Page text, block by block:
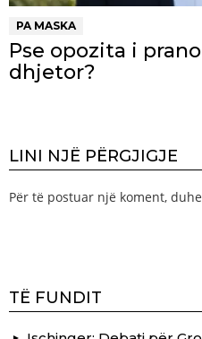
PA MASKA
Pse opozita i
dhjetor?
LINI NJË PËRGJIGJE
Për të postuar një koment,
TË FUNDIT